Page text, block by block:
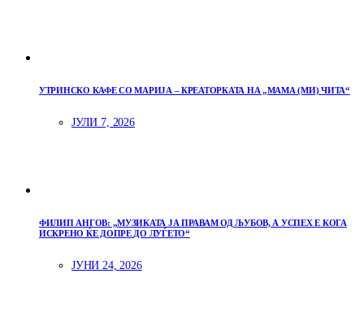
УТРИНСКО КАФЕ СО МАРИЈА – КРЕАТОРКАТА НА „МАМА (МИ) ЧИТА“
ЈУЛИ 7, 2026
ФИЛИП АНГОВ: „МУЗИКАТА ЈА ПРАВАМ ОД ЉУБОВ, А УСПЕХ Е КОГА
ИСКРЕНО ЌЕ ДОПРЕ ДО ЛУЃЕТО“
ЈУНИ 24, 2026